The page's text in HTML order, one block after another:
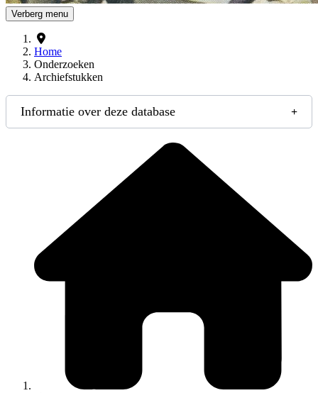
Verberg menu
Home
Onderzoeken
Archiefstukken
Informatie over deze database